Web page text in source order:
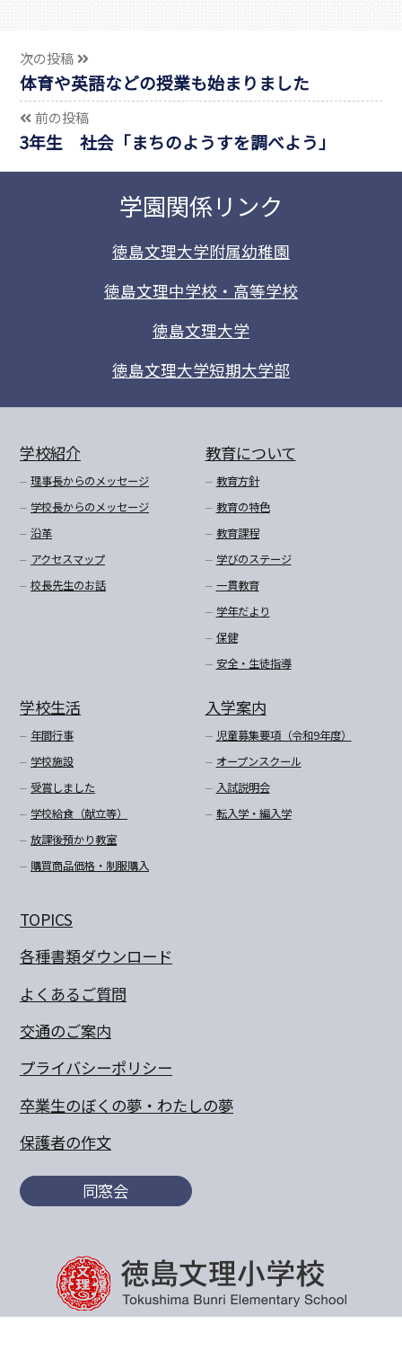
次の投稿
体育や英語などの授業も始まりました
前の投稿
3年生 社会「まちのようすを調べよう」
学園関係リンク
徳島文理大学附属幼稚園
徳島文理中学校・高等学校
徳島文理大学
徳島文理大学短期大学部
学校紹介
理事長からのメッセージ
学校長からのメッセージ
沿革
アクセスマップ
校長先生のお話
教育について
教育方針
教育の特色
教育課程
学びのステージ
一貫教育
学年だより
保健
安全・生徒指導
学校生活
年間行事
学校施設
受賞しました
学校給食（献立等）
放課後預かり教室
購買商品価格・制服購入
入学案内
児童募集要項（令和9年度）
オープンスクール
入試説明会
転入学・編入学
TOPICS
各種書類ダウンロード
よくあるご質問
交通のご案内
プライバシーポリシー
卒業生のぼくの夢・わたしの夢
保護者の作文
同窓会